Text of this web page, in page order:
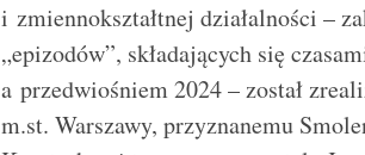
i zmiennokształtnej działalności –
„epizodów”, składających się
a przedwiośniem 2024 – został
m.st. Warszawy, przyznanemu